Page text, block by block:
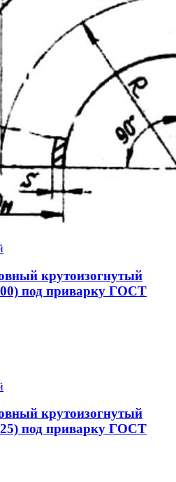
крутоизогнутый
под приварку ГОСТ
крутоизогнутый
под приварку ГОСТ